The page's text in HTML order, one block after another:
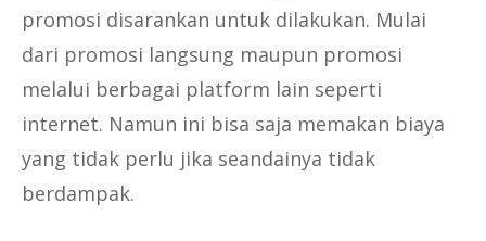
promosi disarankan untuk dilakukan. Mulai
dari promosi langsung maupun promosi
melalui berbagai platform lain seperti
internet. Namun ini bisa saja memakan biaya
yang tidak perlu jika seandainya tidak
berdampak.